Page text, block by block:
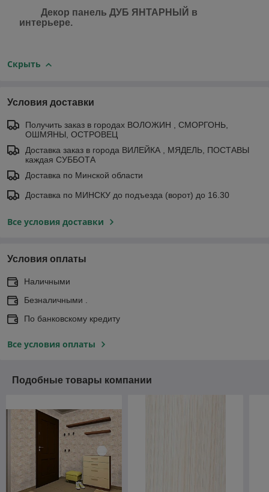
Декор панель ДУБ ЯНТАРНЫЙ в
интерьере.
Скрыть
Условия доставки
Получить заказ в городах ВОЛОЖИН , СМОРГОНЬ,
ОШМЯНЫ, ОСТРОВЕЦ
Доставка заказ в города ВИЛЕЙКА , МЯДЕЛЬ, ПОСТАВЫ
каждая СУББОТА
Доставка по Минской области
Доставка по МИНСКУ до подъезда (ворот) до 16.30
Все условия доставки
Условия оплаты
Наличными
Безналичными .
По банковскому кредиту
Все условия оплаты
Подобные товары компании